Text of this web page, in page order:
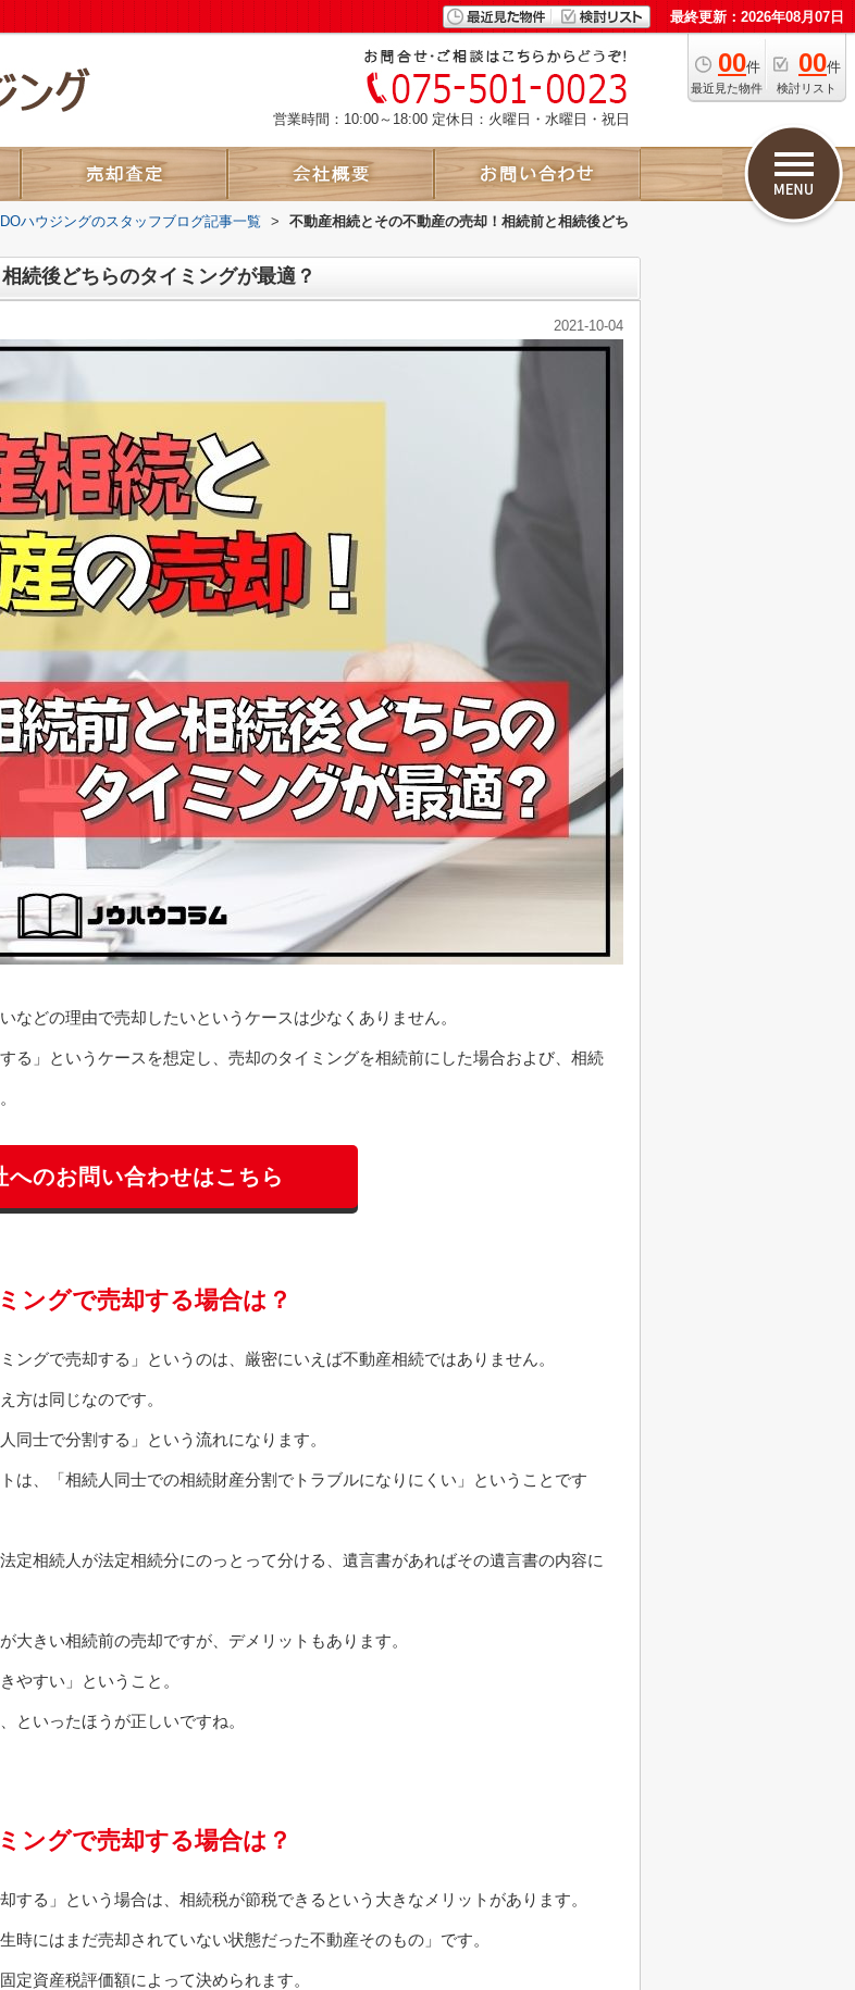
最終更新：2026年08月07日
00件
最近見た物件
00件
検討リスト
営業時間：10:00～18:00 定休日：火曜日・水曜日・祝日
ハウジングのスタッフブログ記事一覧 >
不動産相続とその不動産の売却！相続前と相続後どち
続後どちらのタイミングが最適？
2021-10-04
などの理由で売却したいというケースは少なくありません。
る」というケースを想定し、売却のタイミングを相続前にした場合および、相続
へのお問い合わせはこちら
ングで売却する場合は？
ングで売却する」というのは、厳密にいえば不動産相続ではありません。
方は同じなのです。
同士で分割する」という流れになります。
は、「相続人同士での相続財産分割でトラブルになりにくい」ということです
定相続人が法定相続分にのっとって分ける、遺言書があればその遺言書の内容に
大きい相続前の売却ですが、デメリットもあります。
やすい」ということ。
といったほうが正しいですね。
ングで売却する場合は？
する」という場合は、相続税が節税できるという大きなメリットがあります。
時にはまだ売却されていない状態だった不動産そのもの」です。
定資産税評価額によって決められます。